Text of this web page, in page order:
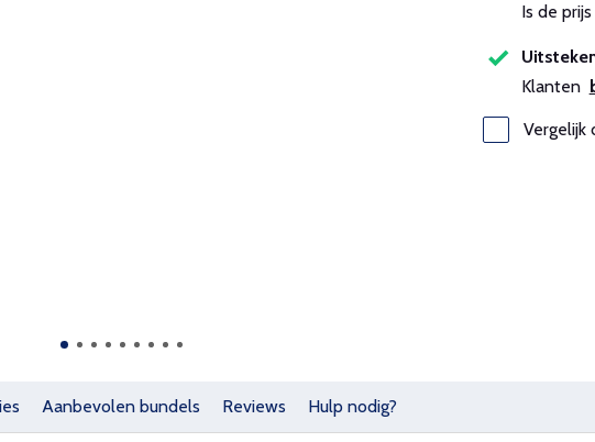
Is de
Klanten
Vergelijk
Aanbevolen bundels Reviews Hulp nodig?